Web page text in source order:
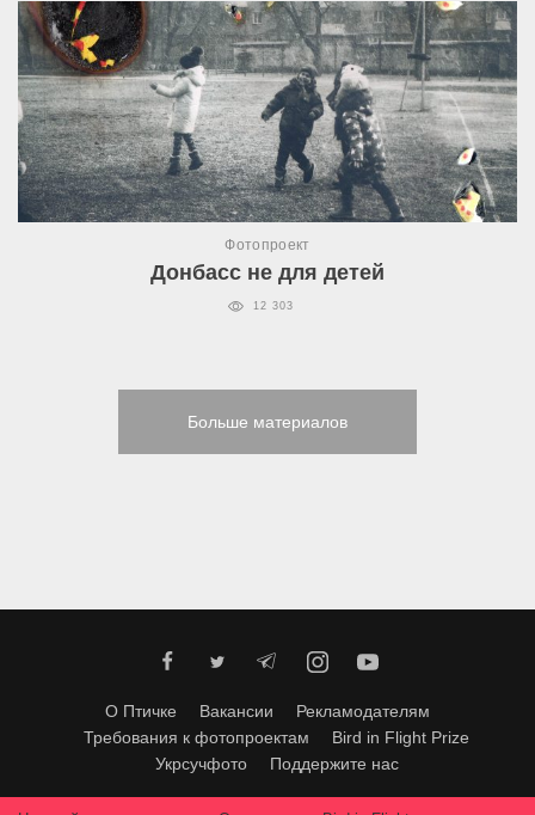
Фотопроект
Донбасс не для детей
12 303
Больше материалов
О Птичке Вакансии
Рекламодателям
Требования к фотопроектам
Bird in Flight Prize
Укрсучфото
Поддержите нас